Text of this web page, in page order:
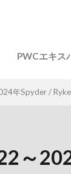
PWCエキス
年Spyder /
～